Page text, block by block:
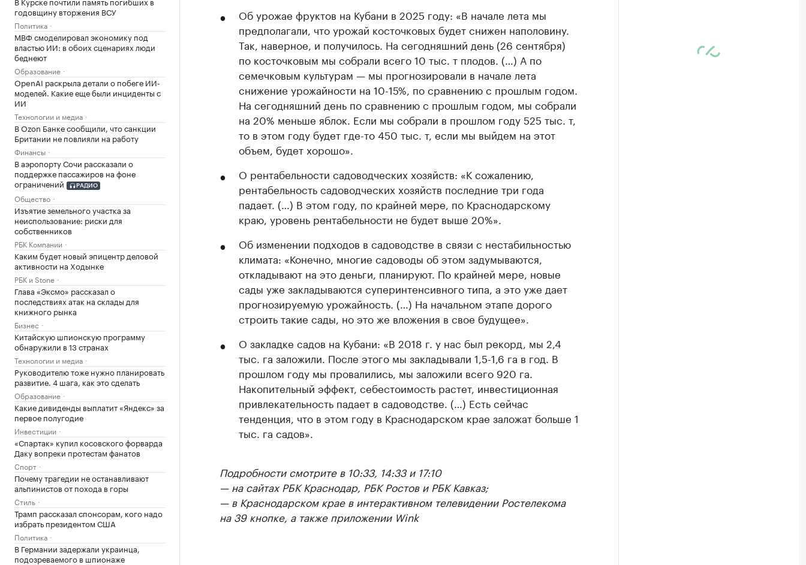
годовщину вторжения ВСУ
Политика
МВФ смоделировал экономику под
властью ИИ: в обоих сценариях люди
беднеют
Образование
OpenAI раскрыла детали о побеге ИИ-
моделей. Какие еще были инциденты с
ИИ
Технологии и медиа
В Ozon Банке сообщили, что санкции
Британии не повлияли на работу
Финансы
В аэропорту Сочи рассказали о
поддержке пассажиров на фоне
ограничений
РАДИО
Общество
Изъятие земельного участка за
неиспользование: риски для
собственников
РБК Компании
Каким будет новый эпицентр деловой
активности на Ходынке
РБК и Stone
Глава «Эксмо» рассказал о
последствиях атак на склады для
книжного рынка
Бизнес
Китайскую шпионскую программу
обнаружили в 13 странах
Технологии и медиа
Руководителю тоже нужно планировать
развитие. 4 шага, как это сделать
Образование
Какие дивиденды выплатит «Яндекс» за
первое полугодие
Инвестиции
«Спартак» купил косовского форварда
Даку вопреки протестам фанатов
Спорт
Почему трагедии не останавливают
альпинистов от похода в горы
Стиль
Трамп рассказал спонсорам, кого надо
избрать президентом США
Политика
В Германии задержали украинца,
подозреваемого в шпионаже
Об урожае фруктов на Кубани в 2025 году: «В начале лета мы
предполагали, что урожай косточковых будет снижен наполовину.
Так, наверное, и получилось. На сегодняшний день (26 сентября)
по косточковым мы собрали всего 10 тыс. т плодов. (…) А по
семечковым культурам — мы прогнозировали в начале лета
снижение урожайности на 10-15%, по сравнению с прошлым годом.
На сегодняшний день по сравнению с прошлым годом, мы собрали
на 20% меньше яблок. Если мы собрали в прошлом году 525 тыс. т,
то в этом году будет где-то 450 тыс. т, если мы выйдем на этот
объем, будет хорошо».
О рентабельности садоводческих хозяйств: «К сожалению,
рентабельность садоводческих хозяйств последние три года
падает. (…) В этом году, по крайней мере, по Краснодарскому
краю, уровень рентабельности не будет выше 20%».
Об изменении подходов в садоводстве в связи с нестабильностью
климата: «Конечно, многие садоводы об этом задумываются,
откладывают на это деньги, планируют. По крайней мере, новые
сады уже закладываются суперинтенсивного типа, а это уже дает
прогнозируемую урожайность. (…) На начальном этапе дорого
строить такие сады, но это же вложения в свое будущее».
О закладке садов на Кубани: «В 2018 г. у нас был рекорд, мы 2,4
тыс. га заложили. После этого мы закладывали 1,5-1,6 га в год. В
прошлом году мы провалились, мы заложили всего 920 га.
Накопительный эффект, себестоимость растет, инвестиционная
привлекательность падает в садоводстве. (…) Есть сейчас
тенденция, что в этом году в Краснодарском крае заложат больше 1
тыс. га садов».
Подробности смотрите в 10:33, 14:33 и 17:10
— на сайтах РБК Краснодар, РБК Ростов и РБК Кавказ;
— в Краснодарском крае в интерактивном телевидении Ростелекома
на 39 кнопке, а также приложении Wink